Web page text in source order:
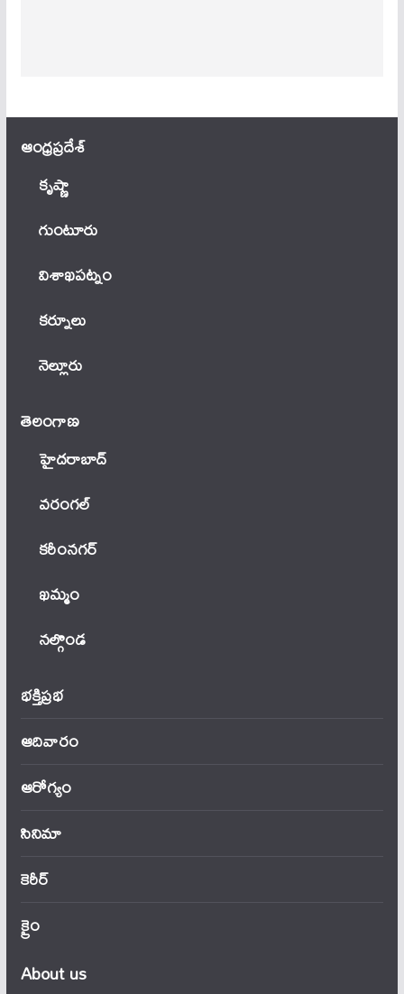
ఆంధ్ర‌ప్ర‌దేశ్
కృష్ణా
గుంటూరు
విశాఖపట్నం
కర్నూలు
నెల్లూరు
తెలంగాణ‌
హైదరాబాద్
వ‌రంగ‌ల్
కరీంనగర్
ఖ‌మ్మం
నల్గొండ
భక్తిప్రభ
ఆదివారం
ఆరోగ్యం
సినిమా
కెరీర్
క్రైం
About us